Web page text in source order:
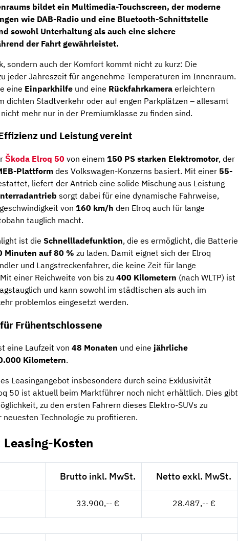
bildet ein Multimedia-Touchscreen, der moderne
wie DAB-Radio und eine Bluetooth-Schnittstelle
sowohl Unterhaltung als auch eine sichere
der Fahrt gewährleistet.
sondern auch der Komfort kommt nicht zu kurz: Die
jeder Jahreszeit für angenehme Temperaturen im Innenraum.
eine Einparkhilfe und eine Rückfahrkamera erleichtern
dichten Stadtverkehr oder auf engen Parkplätzen – allesamt
mehr nur in der Premiumklasse zu finden sind.
und Leistung vereint
Škoda Elroq 50 von einem 150 PS starken Elektromotor, der
Plattform des Volkswagen-Konzerns basiert. Mit einer 55-
liefert der Antrieb eine solide Mischung aus Leistung
sorgt dabei für eine dynamische Fahrweise,
von 160 km/h den Elroq auch für lange
tauglich macht.
ist die Schnellladefunktion, die es ermöglicht, die Batterie
Minuten auf 80 % zu laden. Damit eignet sich der Elroq
und Langstreckenfahrer, die keine Zeit für lange
einer Reichweite von bis zu 400 Kilometern (nach WLTP) ist
und kann sowohl im städtischen als auch im
problemlos eingesetzt werden.
Frühentschlossene
eine Laufzeit von 48 Monaten und eine jährliche
Kilometern.
Leasingangebot insbesondere durch seine Exklusivität
50 ist aktuell beim Marktführer noch nicht erhältlich. Dies gibt
zu den ersten Fahrern dieses Elektro-SUVs zu
neuesten Technologie zu profitieren.
Kosten
Brutto inkl. MwSt. Netto exkl. MwSt.
33.900,-- € 28.487,-- €